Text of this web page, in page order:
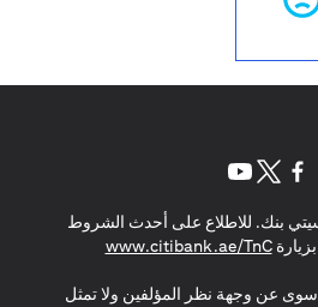
بنك. للاطلاع على أحدث الشروط
www.citibank.ae/TnC
in a new tab
سوى عن وجهة نظر المؤلفين ولا تمثل